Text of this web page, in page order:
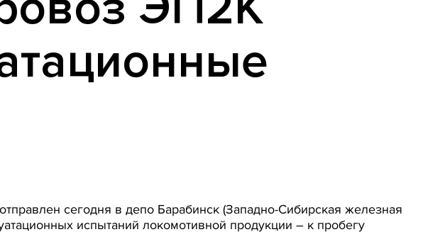
сегодня в депо Барабинск (Западно-Сибирская железная
испытаний локомотивной продукции – к пробегу